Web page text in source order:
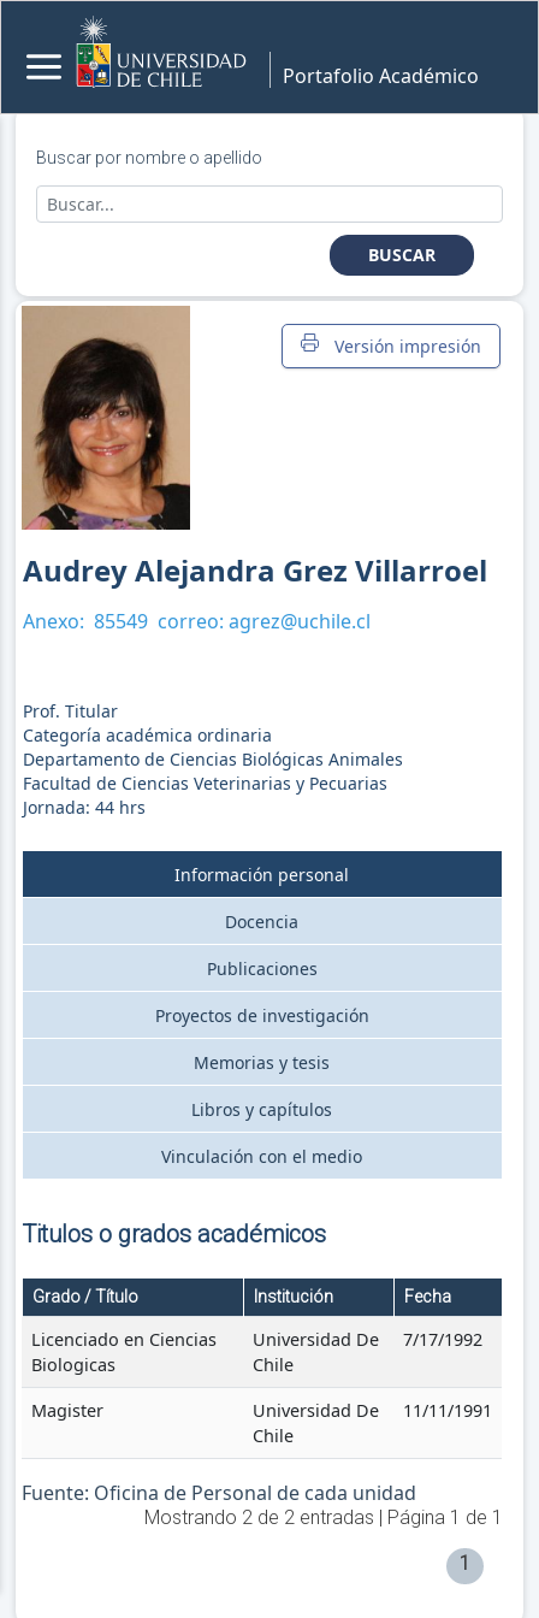
Portafolio Académico
Buscar por nombre o apellido
BUSCAR
Versión impresión
Audrey Alejandra Grez Villarroel
Anexo: 85549 correo: agrez@uchile.cl
Prof. Titular
Categoría académica ordinaria
Departamento de Ciencias Biológicas Animales
Facultad de Ciencias Veterinarias y Pecuarias
Jornada: 44hrs
Información personal
Docencia
Publicaciones
Proyectos de investigación
Memorias y tesis
Libros y capítulos
Vinculación con el medio
Titulos o grados académicos
Grado / Título Institución Fecha
Licenciado en Ciencias
Biologicas
Universidad De
Chile
7/17/1992
Magister
Universidad De
Chile
11/11/1991
Fuente: Oficina de Personal de cada unidad
Mostrando 2de 2entradas | Página 1 de 1
1